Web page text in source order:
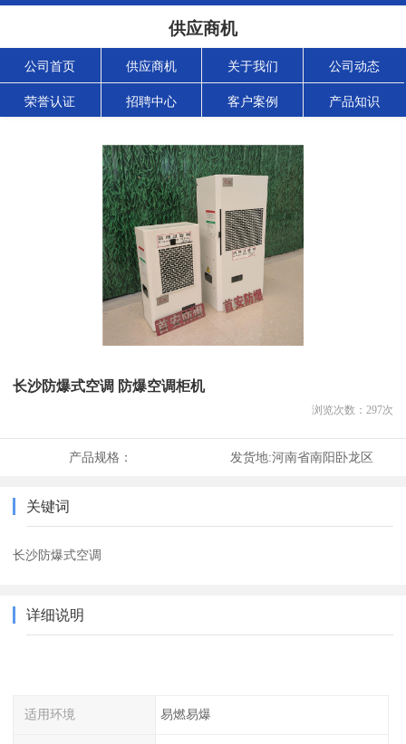
供应商机
公司首页 供应商机 关于我们 公司动态
荣誉认证 招聘中心 客户案例 产品知识
长沙防爆式空调 防爆空调柜机
浏览次数： 297次
产品规格： 发货地:河南省南阳卧龙区
关键词
长沙防爆式空调
详细说明
适用环境 易燃易爆